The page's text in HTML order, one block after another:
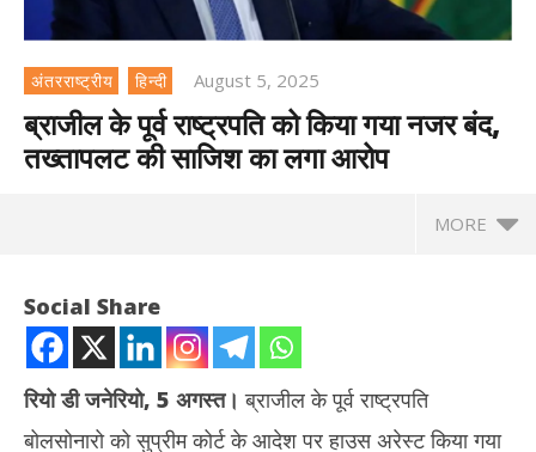
अंतरराष्ट्रीय हिन्दी August 5, 2025
ब्राजील के पूर्व राष्ट्रपति को किया गया नजर बंद,
तख्तापलट की साजिश का लगा आरोप
MORE
Social Share
रियो डी जनेरियो, 5 अगस्त। ब्राजील के पूर्व राष्ट्रपति
बोलसोनारो को सुप्रीम कोर्ट के आदेश पर हाउस अरेस्ट किया गया